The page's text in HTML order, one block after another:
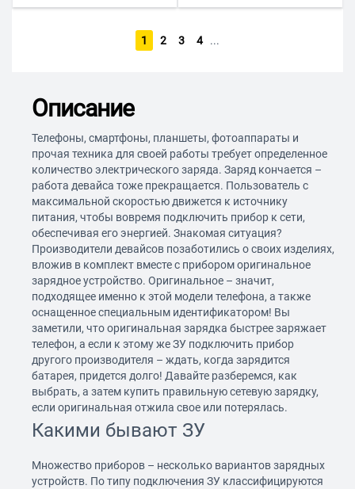
1 2 3 4 ...
Описание
Телефоны, смартфоны, планшеты, фотоаппараты и
прочая техника для своей работы требует определенное
количество электрического заряда. Заряд кончается –
работа девайса тоже прекращается. Пользователь с
максимальной скоростью движется к источнику
питания, чтобы вовремя подключить прибор к сети,
обеспечивая его энергией. Знакомая ситуация?
Производители девайсов позаботились о своих изделиях,
вложив в комплект вместе с прибором оригинальное
зарядное устройство. Оригинальное – значит,
подходящее именно к этой модели телефона, а также
оснащенное специальным идентификатором! Вы
заметили, что оригинальная зарядка быстрее заряжает
телефон, а если к этому же ЗУ подключить прибор
другого производителя – ждать, когда зарядится
батарея, придется долго! Давайте разберемся, как
выбрать, а затем купить правильную сетевую зарядку,
если оригинальная отжила свое или потерялась.
Какими бывают ЗУ
Множество приборов – несколько вариантов зарядных
устройств. По типу подключения ЗУ классифицируются